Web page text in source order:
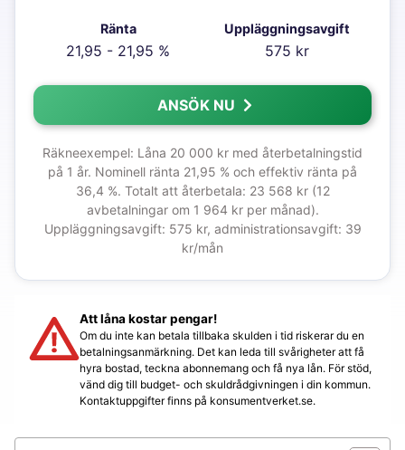
Ränta
21,95 - 21,95 %
Uppläggningsavgift
575 kr
ANSÖK NU
Räkneexempel: Låna 20 000 kr med återbetalningstid
på 1 år. Nominell ränta 21,95 % och effektiv ränta på
36,4 %. Totalt att återbetala: 23 568 kr (12
avbetalningar om 1 964 kr per månad).
Uppläggningsavgift: 575 kr, administrationsavgift: 39
kr/mån
Att låna kostar pengar!
Om du inte kan betala tillbaka skulden i tid riskerar du en
betalningsanmärkning. Det kan leda till svårigheter att få
hyra bostad, teckna abonnemang och få nya lån. För stöd,
vänd dig till budget- och skuldrådgivningen i din kommun.
Kontaktuppgifter finns på konsumentverket.se.